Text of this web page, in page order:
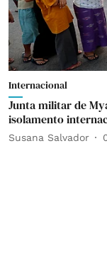
Internacional
Junta militar de
isolamento
Susana Salvador